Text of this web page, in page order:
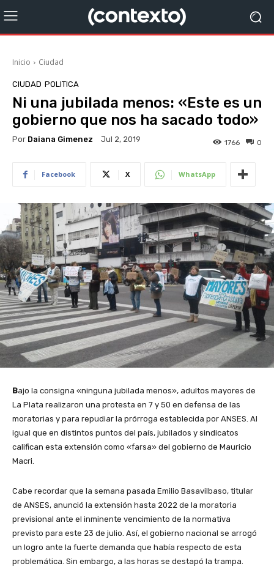
Inicio Ciudad
CIUDAD POLITICA
Ni una jubilada menos: «Este es un
gobierno que nos ha sacado todo»
Por Daiana Gimenez Jul 2, 2019 0
1766
Facebook X WhatsApp
Bajo la consigna «ninguna jubilada menos», adultos mayores de
La Plata realizaron una protesta en 7 y 50 en defensa de las
moratorias y para repudiar la prórroga establecida por ANSES. Al
igual que en distintos puntos del país, jubilados y sindicatos
califican esta extensión como «farsa» del gobierno de Mauricio
Macri.
Cabe recordar que la semana pasada Emilio Basavilbaso, titular
de ANSES, anunció la extensión hasta 2022 de la moratoria
previsional ante el inminente vencimiento de la normativa
previsto para este 23 de julio. Así, el gobierno nacional se arrogó
un logro ante la fuerte demanda que había respecto de esta
problemática. Sin embargo, a las horas se destapó la trampa.